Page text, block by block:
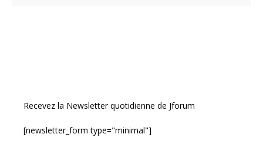
Recevez la Newsletter quotidienne de Jforum
[newsletter_form type="minimal"]